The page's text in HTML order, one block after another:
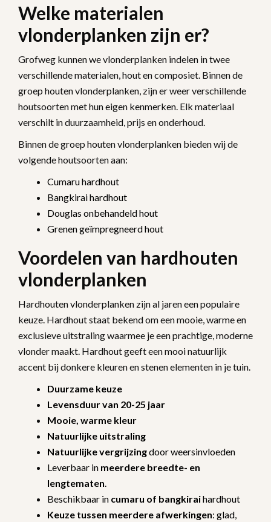
Welke materialen
vlonderplanken zijn er?
Grofweg kunnen we vlonderplanken indelen in twee
verschillende materialen, hout en composiet. Binnen de
groep houten vlonderplanken, zijn er weer verschillende
houtsoorten met hun eigen kenmerken. Elk materiaal
verschilt in duurzaamheid, prijs en onderhoud.
Binnen de groep houten vlonderplanken bieden wij de
volgende houtsoorten aan:
Cumaru hardhout
Bangkirai hardhout
Douglas onbehandeld hout
Grenen geïmpregneerd hout
Voordelen van hardhouten
vlonderplanken
Hardhouten vlonderplanken zijn al jaren een populaire
keuze. Hardhout staat bekend om een mooie, warme en
exclusieve uitstraling waarmee je een prachtige, moderne
vlonder maakt. Hardhout geeft een mooi natuurlijk
accent bij donkere kleuren en stenen elementen in je tuin.
Duurzame keuze
Levensduur van 20-25 jaar
Mooie, warme kleur
Natuurlijke uitstraling
Natuurlijke vergrijzingdoor weersinvloeden
Leverbaar in meerdere breedte- en
lengtematen
Beschikbaar in cumaru of bangkiraihardhout
Keuze tussen meerdere afwerkingen: glad,